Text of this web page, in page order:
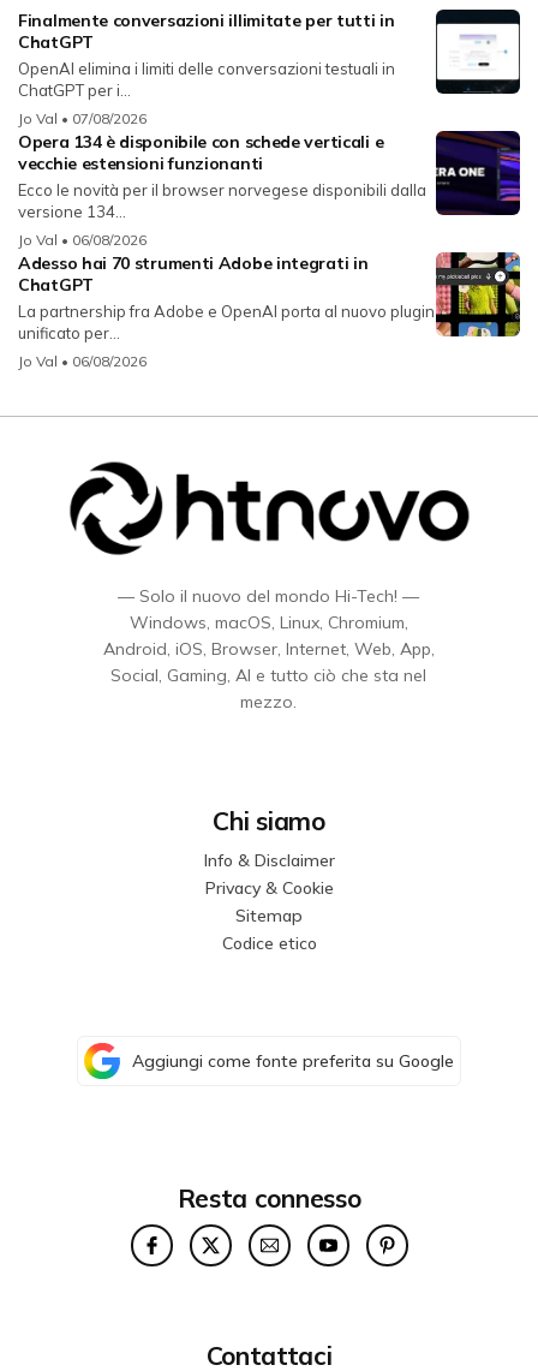
Finalmente conversazioni illimitate per tutti in
ChatGPT
OpenAI elimina i limiti delle conversazioni testuali in
ChatGPT per i...
Jo Val • 07/08/2026
Opera 134 è disponibile con schede verticali e
vecchie estensioni funzionanti
Ecco le novità per il browser norvegese disponibili dalla
versione 134...
Jo Val • 06/08/2026
Adesso hai 70 strumenti Adobe integrati in
ChatGPT
La partnership fra Adobe e OpenAI porta al nuovo plugin
unificato per...
Jo Val • 06/08/2026
— Solo il nuovo del mondo Hi-Tech! —
Windows, macOS, Linux, Chromium,
Android, iOS, Browser, Internet, Web, App,
Social, Gaming, AI e tutto ciò che sta nel
mezzo.
Chi siamo
Info & Disclaimer
Privacy & Cookie
Sitemap
Codice etico
Aggiungi come fonte preferita su Google
Resta connesso
Contattaci